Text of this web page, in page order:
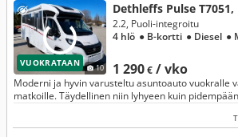
VUOKRATAAN 10
Dethleffs Pulse T7051,
1 290€ / vko
2.2, Puoli-integroitu
4 hlö ● B-kortti ● Diesel ●
Moderni ja hyvin varusteltu asuntoauto vuokralle
matkoille. Täydellinen niin lyhyeen kuin